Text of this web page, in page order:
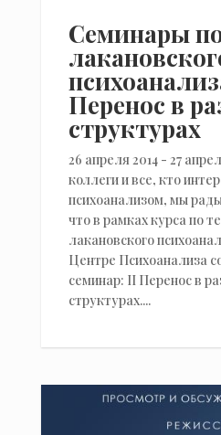
Cеминары
Перенос в
структурах
26 апреля 2014 - 27
коллеги и все, кто
психоанализом, мы
что в рамках курса по
лакановского
Центре Психоанализа
семинар: II Перенос в
структурах....